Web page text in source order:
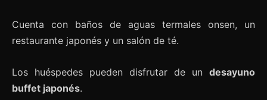
Cuenta con baños de aguas termales onsen, un
restaurante japonés y un salón de té.
Los huéspedes pueden disfrutar de un desayuno
buffet japonés.